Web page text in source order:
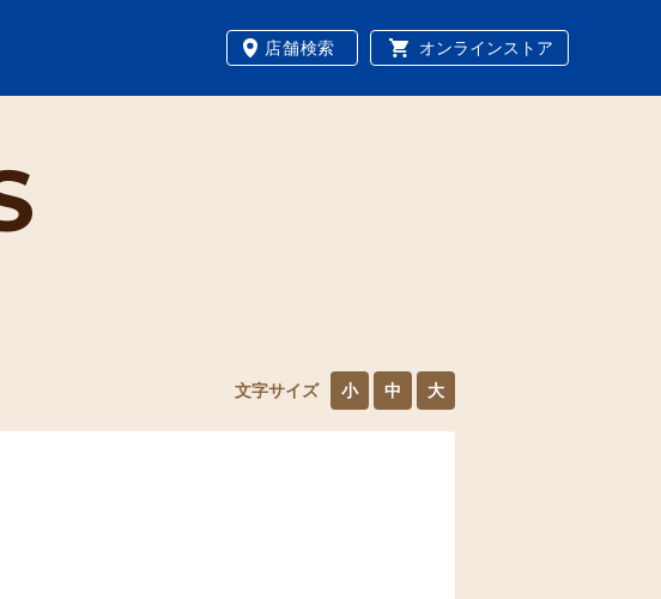
店舗検索 オンラインストア
文字サイズ 小 中 大